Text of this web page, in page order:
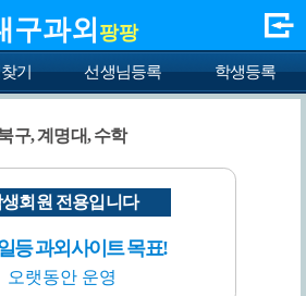
구과외 팡팡
기 선생님등록 학생등록
구, 계명대, 수학
생회원 전용입니다
등 과외사이트 목표!
오랫동안 운영